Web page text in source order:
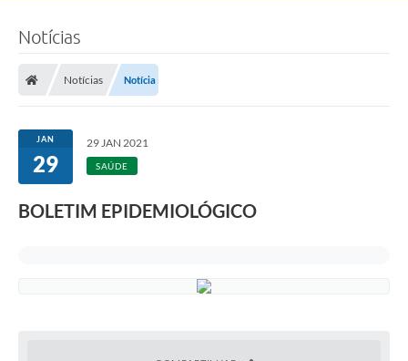
Notícias
Notícias Notícia
JAN
29
29 JAN 2021
SAÚDE
BOLETIM EPIDEMIOLÓGICO